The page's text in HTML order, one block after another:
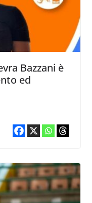
Bazzani è
ed